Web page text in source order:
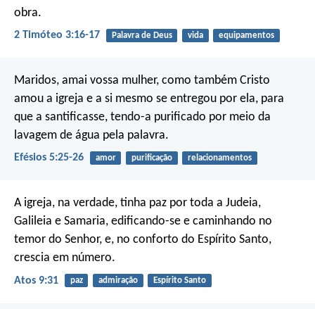
obra.
2 Timóteo 3:16-17 Palavra de Deus vida equipamentos
Maridos, amai vossa mulher, como também Cristo
amou a igreja e a si mesmo se entregou por ela, para
que a santificasse, tendo-a purificado por meio da
lavagem de água pela palavra.
Efésios 5:25-26 amor purificação relacionamentos
A igreja, na verdade, tinha paz por toda a Judeia,
Galileia e Samaria, edificando-se e caminhando no
temor do Senhor, e, no conforto do Espírito Santo,
crescia em número.
Atos 9:31 paz admiração Espírito Santo